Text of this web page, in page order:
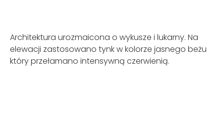
Architektura urozmaicona o wykusze i lukarny. Na
elewacji zastosowano tynk w kolorze jasnego beżu
który przełamano intensywną czerwienią.